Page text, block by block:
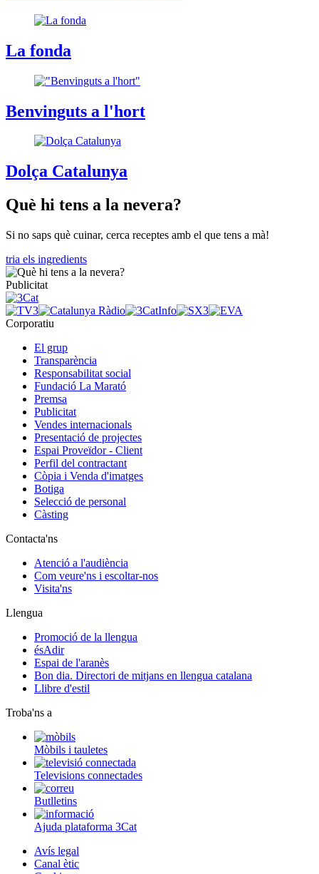
La fonda
Benvinguts a l'hort
Dolça Catalunya
Què hi tens a la nevera?
Si no saps què cuinar, cerca receptes amb el que tens a mà!
tria els ingredients
Publicitat
Corporatiu
El grup
Transparència
Responsabilitat social
Fundació La Marató
Premsa
Publicitat
Vendes internacionals
Presentació de projectes
Espai Proveïdor - Client
Perfil del contractant
Còpia i Venda d'imatges
Botiga
Selecció de personal
Càsting
Contacta'ns
Atenció a l'audiència
Com veure'ns i escoltar-nos
Visita'ns
Llengua
Promoció de la llengua
ésAdir
Espai de l'aranès
Bon dia. Directori de mitjans en llengua catalana
Llibre d'estil
Troba'ns a
Mòbils i tauletes
Televisions connectades
Butlletins
Ajuda plataforma 3Cat
Avís legal
Canal ètic